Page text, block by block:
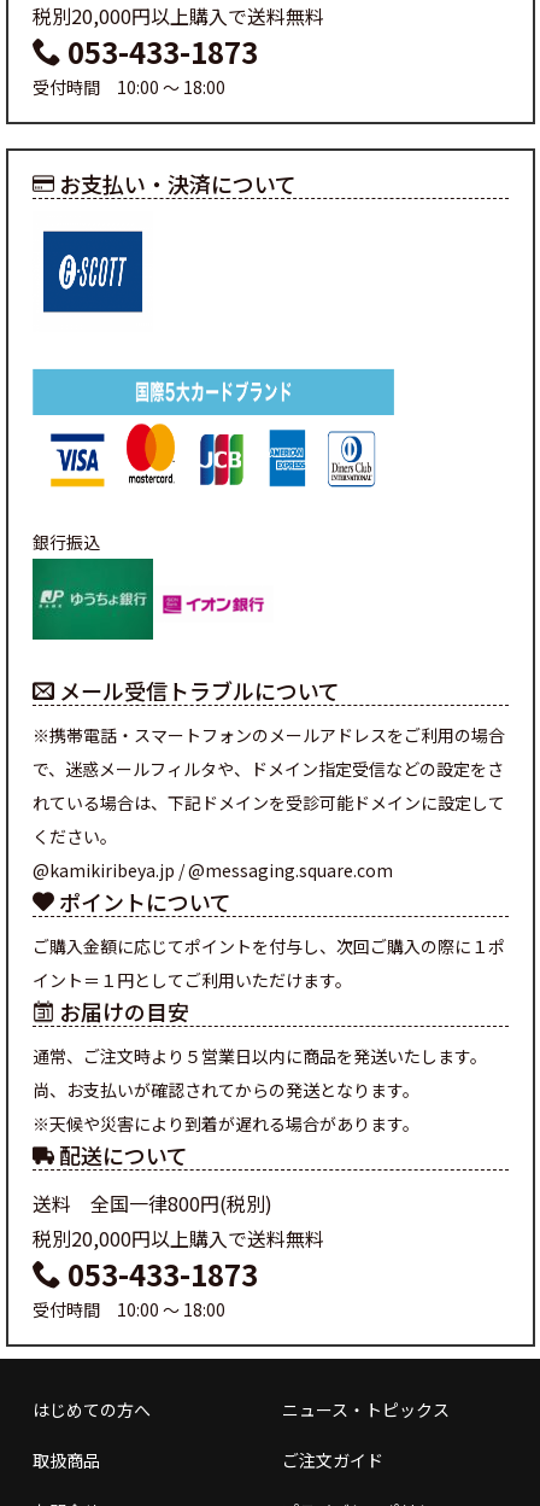
税別20,000円以上購入で送料無料
053-433-1873
受付時間 10:00 ～ 18:00
お支払い・決済について
銀行振込
メール受信トラブルについて
※携帯電話・スマートフォンのメールアドレスをご利用の場合
で、迷惑メールフィルタや、ドメイン指定受信などの設定をさ
れている場合は、下記ドメインを受診可能ドメインに設定して
ください。
@kamikiribeya.jp / @messaging.square.com
ポイントについて
ご購入金額に応じてポイントを付与し、次回ご購入の際に１ポ
イント＝１円としてご利用いただけます。
お届けの目安
通常、ご注文時より５営業日以内に商品を発送いたします。
尚、お支払いが確認されてからの発送となります。
※天候や災害により到着が遅れる場合があります。
配送について
送料 全国一律800円(税別)
税別20,000円以上購入で送料無料
053-433-1873
受付時間 10:00 ～ 18:00
はじめての方へ ニュース・トピックス
取扱商品 ご注文ガイド